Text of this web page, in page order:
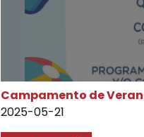
Campamento de
2025-05-21